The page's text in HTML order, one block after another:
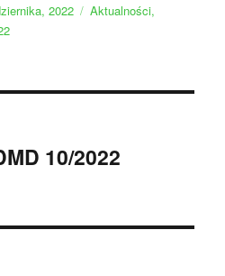
2022 Kategorie
Aktualności,
10/2022